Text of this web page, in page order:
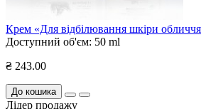
Крем «Для відбілювання шкіри
Доступний об'єм: 50 ml
₴ 243.00
До кошика
Лідер продажу